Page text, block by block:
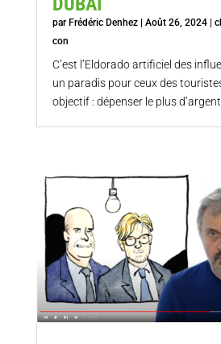
par Frédéric Denhez| Août 26, 2024|
con
C’est l’Eldorado artificiel des
un paradis pour ceux des
objectif : dépenser le plus d’argent